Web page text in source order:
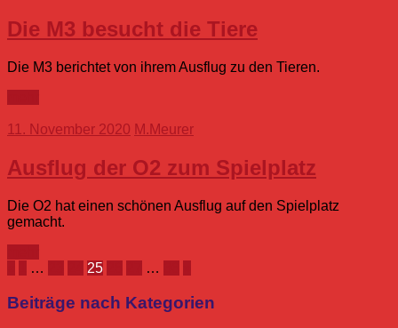
Die M3 besucht die Tiere
Die M3 berichtet von ihrem Ausflug zu den Tieren.
11. November 2020 M.Meurer
Ausflug der O2 zum Spielplatz
Die O2 hat einen schönen Ausflug auf den Spielplatz
gemacht.
Seitennummerierung
der
… 25 …
Beiträge nach Kategorien